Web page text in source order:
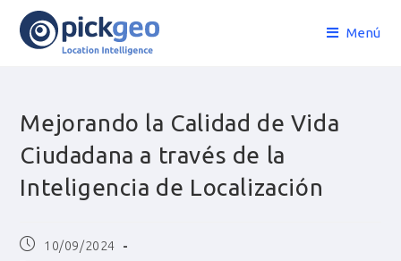
Menú
Mejorando la Calidad de Vida
Ciudadana a través de la
Inteligencia de Localización
10/09/2024